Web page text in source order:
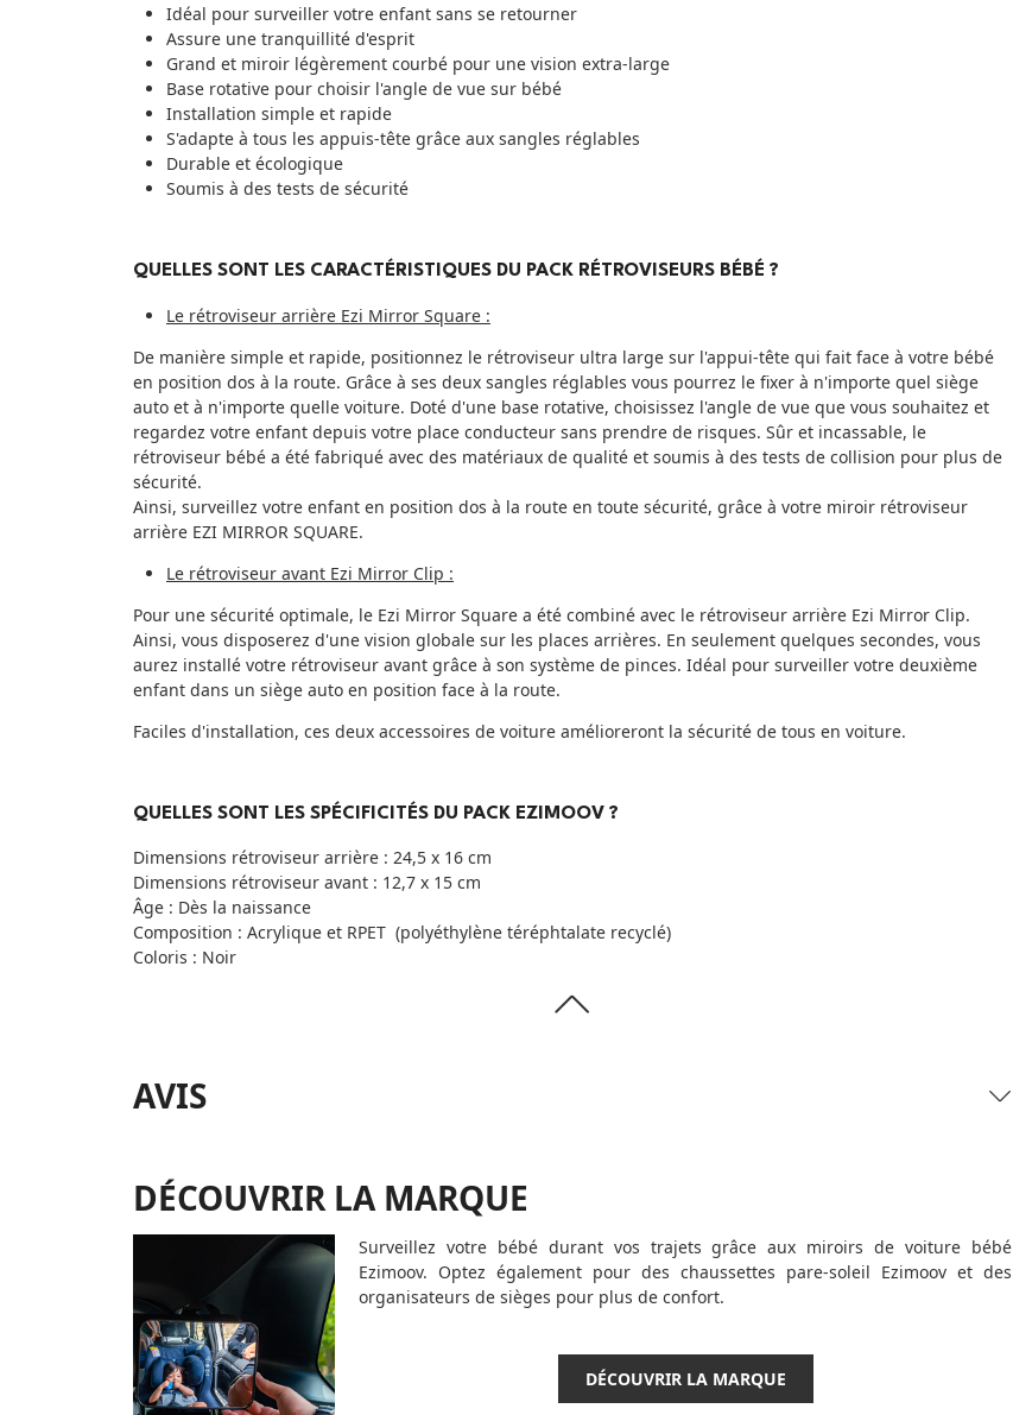
Idéal pour surveiller votre enfant sans se retourner
Assure une tranquillité d'esprit
Grand et miroir légèrement courbé pour une vision extra-large
Base rotative pour choisir l'angle de vue sur bébé
Installation simple et rapide
S'adapte à tous les appuis-tête grâce aux sangles réglables
Durable et écologique
Soumis à des tests de sécurité
QUELLES SONT LES CARACTÉRISTIQUES DU PACK RÉTROVISEURS BÉBÉ ?
Le rétroviseur arrière Ezi Mirror Square :
De manière simple et rapide, positionnez le rétroviseur ultra large sur l'appui-tête qui fait face à votre bébé
en position dos à la route. Grâce à ses deux sangles réglables vous pourrez le fixer à n'importe quel siège
auto et à n'importe quelle voiture. Doté d'une base rotative, choisissez l'angle de vue que vous souhaitez et
regardez votre enfant depuis votre place conducteur sans prendre de risques. Sûr et incassable, le
rétroviseur bébé a été fabriqué avec des matériaux de qualité et soumis à des tests de collision pour plus de
sécurité.
Ainsi, surveillez votre enfant en position dos à la route en toute sécurité, grâce à votre miroir rétroviseur
arrière EZI MIRROR SQUARE.
Le rétroviseur avant Ezi Mirror Clip :
Pour une sécurité optimale, le Ezi Mirror Square a été combiné avec le rétroviseur arrière Ezi Mirror Clip.
Ainsi, vous disposerez d'une vision globale sur les places arrières. En seulement quelques secondes, vous
aurez installé votre rétroviseur avant grâce à son système de pinces. Idéal pour surveiller votre deuxième
enfant dans un siège auto en position face à la route.
Faciles d'installation, ces deux accessoires de voiture amélioreront la sécurité de tous en voiture.
QUELLES SONT LES SPÉCIFICITÉS DU PACK EZIMOOV ?
Dimensions rétroviseur arrière : 24,5 x 16 cm
Dimensions rétroviseur avant : 12,7 x 15 cm
Âge : Dès la naissance
Composition : Acrylique et RPET (polyéthylène téréphtalate recyclé)
Coloris : Noir
AVIS
DÉCOUVRIR LA MARQUE
Surveillez votre bébé durant vos trajets grâce aux miroirs de voiture bébé
Ezimoov. Optez également pour des chaussettes pare-soleil Ezimoov et des
organisateurs de sièges pour plus de confort.
DÉCOUVRIR LA MARQUE